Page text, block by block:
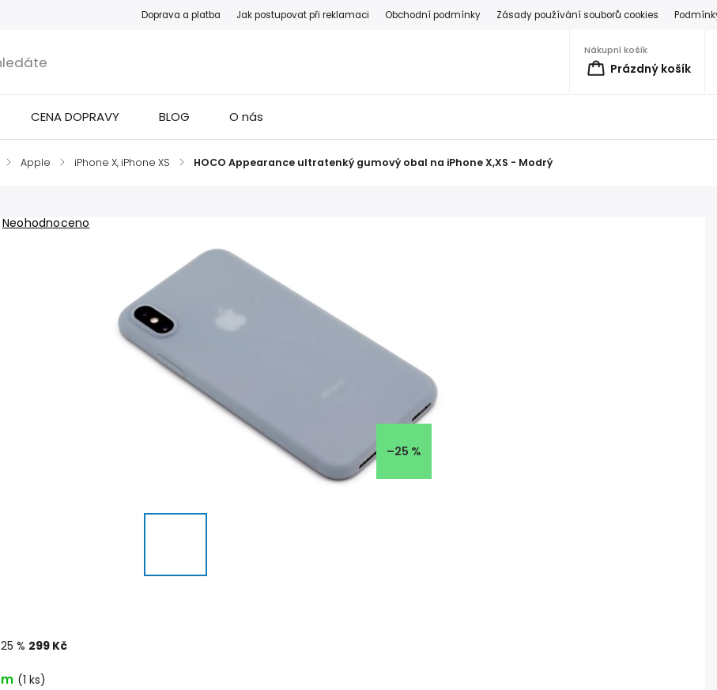
Doprava a platba Jak postupovat při reklamaci Obchodní podmínky Zásady používání souborů cookies
Nákupní košík
Prázdný košík
CENA DOPRAVY BLOG O nás
/ Apple / iPhone X, iPhone XS / HOCO Appearance ultratenký gumový obal na iPhone X,XS - Modrý
Neohodnoceno
–25 %
% 299 Kč
(1 ks)